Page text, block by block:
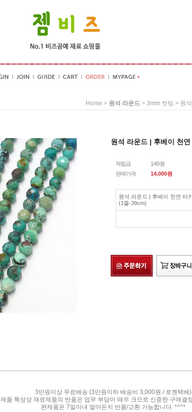
Home > 원석 라운드 > 3mm 컷팅 > 원
원석 라운드 | 후베이 천
적립금
140원
판매가격
14,000원
원석 라운드 | 후베이 천연 터
(1줄-39cm)
3만원이상 무료배송 (3만원이하 배송비 3,000원 / 로젠택배)
제품 특성상 재료제품의 반품은 업무 부담이 매우 크므로 신중한 구매결
완제품은 7일이내 얼마든지 반품/교환 가능합니다. *^^*